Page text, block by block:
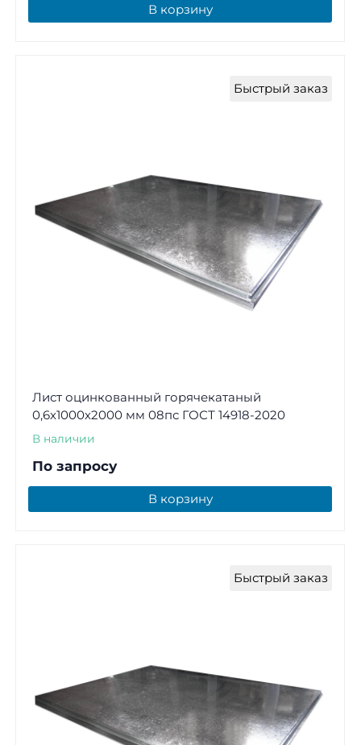
В корзину
Быстрый заказ
Лист оцинкованный горячекатаный
0,6х1000х2000 мм 08пс ГОСТ 14918-2020
В наличии
По запросу
В корзину
Быстрый заказ